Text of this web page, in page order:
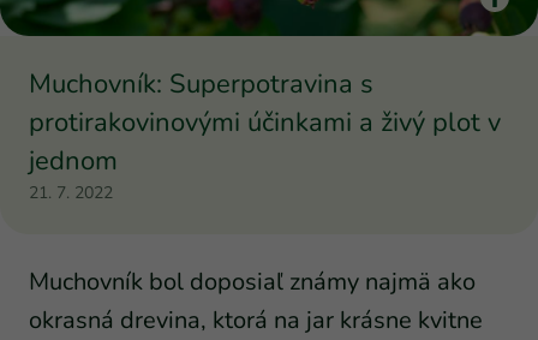
Muchovník: Superpotravina s
protirakovinovými účinkami a živý plot v
jednom
21. 7. 2022
Muchovník bol doposiaľ známy najmä ako
okrasná drevina, ktorá na jar krásne kvitne